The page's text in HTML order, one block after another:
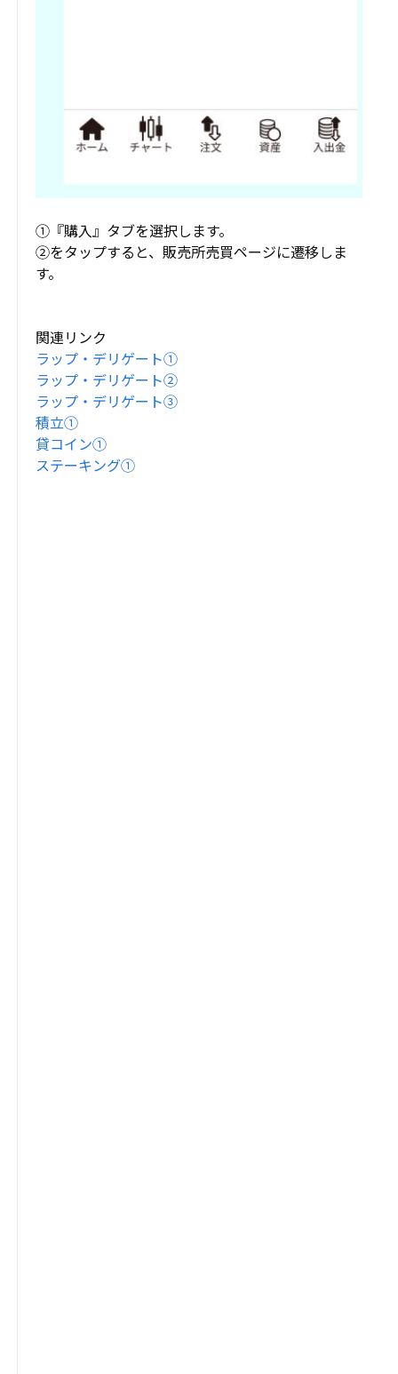
①『購入』タブを選択します。
②をタップすると、販売所売買ページに遷移しま
す。
関連リンク
ラップ・デリゲート①
ラップ・デリゲート②
ラップ・デリゲート③
積立①
貸コイン①
ステーキング①